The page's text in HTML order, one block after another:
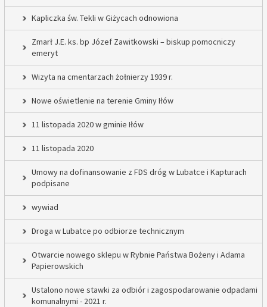
Kapliczka św. Tekli w Giżycach odnowiona
Zmarł J.E. ks. bp Józef Zawitkowski – biskup pomocniczy
emeryt
Wizyta na cmentarzach żołnierzy 1939 r.
Nowe oświetlenie na terenie Gminy Iłów
11 listopada 2020 w gminie Iłów
11 listopada 2020
Umowy na dofinansowanie z FDS dróg w Lubatce i Kapturach
podpisane
wywiad
Droga w Lubatce po odbiorze technicznym
Otwarcie nowego sklepu w Rybnie Państwa Bożeny i Adama
Papierowskich
Ustalono nowe stawki za odbiór i zagospodarowanie odpadami
komunalnymi - 2021 r.